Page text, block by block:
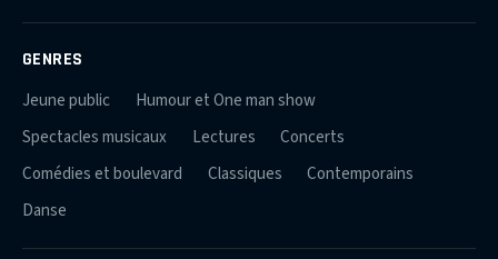
GENRES
Jeune public
Humour et One man show
Spectacles musicaux
Lectures
Concerts
Comédies et boulevard
Classiques
Contemporains
Danse